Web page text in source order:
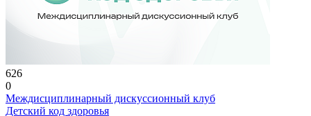
626
0
Междисциплинарный дискуссионный клуб
Детский код здоровья